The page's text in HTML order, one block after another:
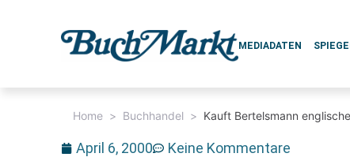
MEDIADATEN
Home > Buchhandel > Kauft Bertelsmann
April 6, 2000 Keine Kommentare